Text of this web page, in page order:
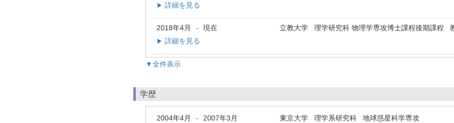
▶ 詳細を見る
2018年4月 - 現在 立教大学 理学研究科 物理学専攻博士課程後期課程
▶ 詳細を見る
▼全件表示
学歴
2004年4月 - 2007年3月 東京大学 理学系研究科 地球惑星科学専攻